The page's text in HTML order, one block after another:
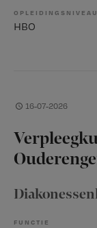
OPLEIDINGSNIVEAU
HBO
16-07-2026
FUNCTIE